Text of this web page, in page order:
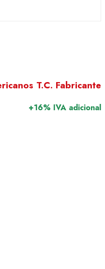
T.C. Fabricante
+16% IVA adicional